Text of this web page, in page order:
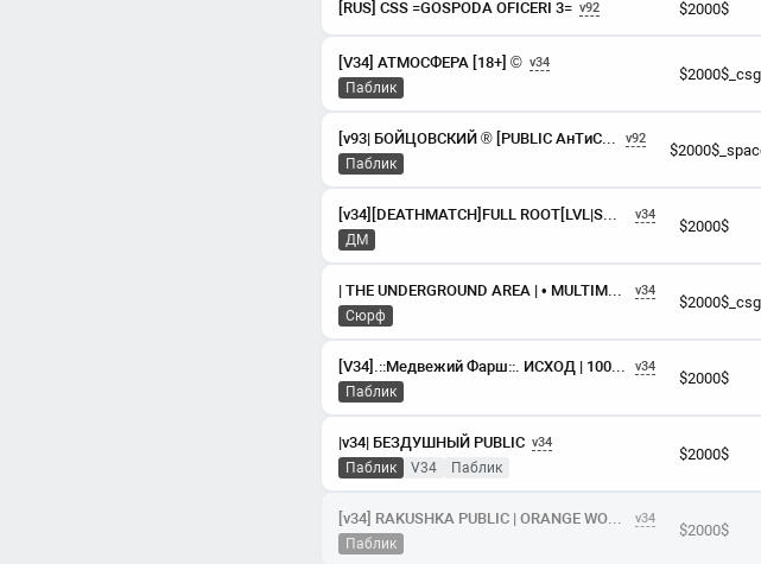
[RUS] CSS =GOSPODA OFICERI 3= v92 $2000$
[V34] АТМОСФЕРА [18+] © v34
Паблик
[v93| БОЙЦОВСКИЙ ® [PUBLIC AнTиСkyka] 18+ v92
Паблик
[v34][DEATHMATCH]FULL ROOT[LVL|SНОР|CW|VIP][18+] v34
ДМ
$2000$
| THE UNDERGROUND AREA | • MULTIMODS • | v34
Сюрф
[V34].::Медвежий Фарш::. ИСХОД | 100TICK | v34
Паблик
$2000$
|v34| БЕЗДУШНЫЙ PUBLIC v34
Паблик v34 паблик
$2000$
[v34] RAKUSHKA PUBLIC | ORANGE WORLD [18+] v34
Паблик
$2000$